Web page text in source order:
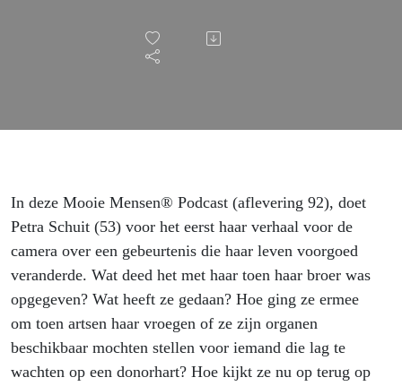
Petra
Schuit
In deze Mooie Mensen® Podcast (aflevering 92), doet
Petra Schuit (53) voor het eerst haar verhaal voor de
camera over een gebeurtenis die haar leven voorgoed
veranderde. Wat deed het met haar toen haar broer was
opgegeven? Wat heeft ze gedaan? Hoe ging ze ermee
om toen artsen haar vroegen of ze zijn organen
beschikbaar mochten stellen voor iemand die lag te
wachten op een donorhart? Hoe kijkt ze nu op terug op